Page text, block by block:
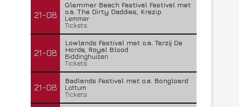
21-08
Glemmer Beach Festival Festival met
o.a. The Dirty Daddies, Krezip
Lemmer
Tickets
21-08
Lowlands Festival met o.a. Terzij De
Horde, Royal Blood
Biddinghuizen
Tickets
21-08
Badlands Festival met o.a. Bongloard
Lottum
Tickets